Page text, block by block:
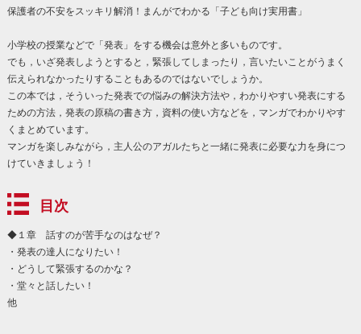
保護者の不安をスッキリ解消！まんがでわかる「子ども向け実用書」
小学校の授業などで「発表」をする機会は意外と多いものです。
でも，いざ発表しようとすると，緊張してしまったり，言いたいことがうまく
伝えられなかったりすることもあるのではないでしょうか。
この本では，そういった発表での悩みの解決方法や，わかりやすい発表にする
ための方法，発表の原稿の書き方，資料の使い方などを，マンガでわかりやす
くまとめています。
マンガを楽しみながら，主人公のアガルたちと一緒に発表に必要な力を身につ
けていきましょう！
目次
◆１章 話すのが苦手なのはなぜ？
・発表の達人になりたい！
・どうして緊張するのかな？
・堂々と話したい！
他